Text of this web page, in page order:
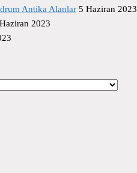
Antika Alanlar 5 Haziran 2023
2023